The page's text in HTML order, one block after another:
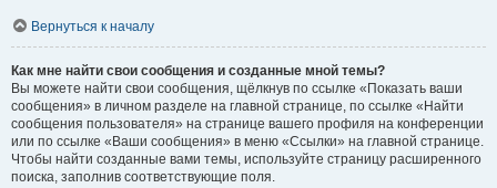
Вернуться к началу
Как мне найти свои сообщения и созданные мной темы?
Вы можете найти свои сообщения, щёлкнув по ссылке «Показать ваши
сообщения» в личном разделе на главной странице, по ссылке «Найти
сообщения пользователя» на странице вашего профиля на конференции
или по ссылке «Ваши сообщения» в меню «Ссылки» на главной странице.
Чтобы найти созданные вами темы, используйте страницу расширенного
поиска, заполнив соответствующие поля.